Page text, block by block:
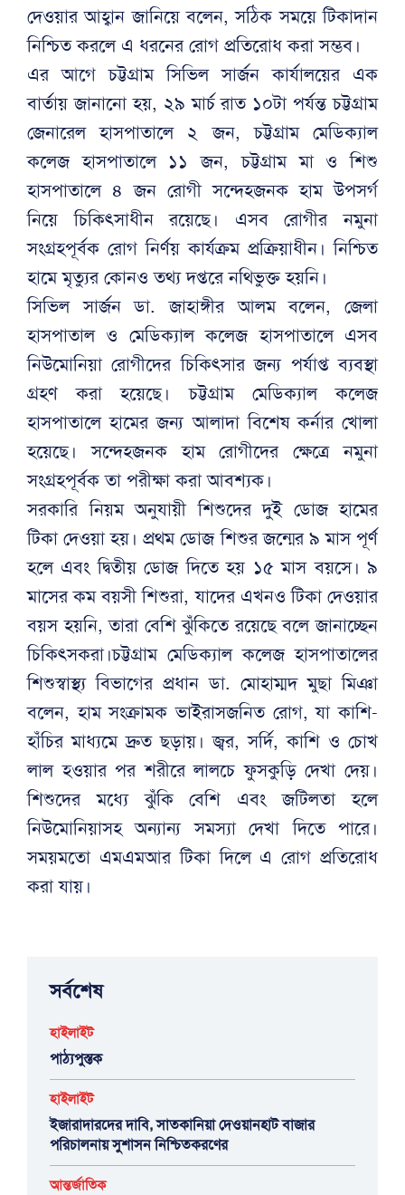
দেওয়ার আহ্বান জানিয়ে বলেন, সঠিক সময়ে টিকাদান
নিশ্চিত করলে এ ধরনের রোগ প্রতিরোধ করা সম্ভব।
এর আগে চট্টগ্রাম সিভিল সার্জন কার্যালয়ের এক
বার্তায় জানানো হয়, ২৯ মার্চ রাত ১০টা পর্যন্ত চট্টগ্রাম
জেনারেল হাসপাতালে ২ জন, চট্টগ্রাম মেডিক্যাল
কলেজ হাসপাতালে ১১ জন, চট্টগ্রাম মা ও শিশু
হাসপাতালে ৪ জন রোগী সন্দেহজনক হাম উপসর্গ
নিয়ে চিকিৎসাধীন রয়েছে। এসব রোগীর নমুনা
সংগ্রহপূর্বক রোগ নির্ণয় কার্যক্রম প্রক্রিয়াধীন। নিশ্চিত
হামে মৃত্যুর কোনও তথ্য দপ্তরে নথিভুক্ত হয়নি।
সিভিল সার্জন ডা. জাহাঙ্গীর আলম বলেন, জেলা
হাসপাতাল ও মেডিক্যাল কলেজ হাসপাতালে এসব
নিউমোনিয়া রোগীদের চিকিৎসার জন্য পর্যাপ্ত ব্যবস্থা
গ্রহণ করা হয়েছে। চট্টগ্রাম মেডিক্যাল কলেজ
হাসপাতালে হামের জন্য আলাদা বিশেষ কর্নার খোলা
হয়েছে। সন্দেহজনক হাম রোগীদের ক্ষেত্রে নমুনা
সংগ্রহপূর্বক তা পরীক্ষা করা আবশ্যক।
সরকারি নিয়ম অনুযায়ী শিশুদের দুই ডোজ হামের
টিকা দেওয়া হয়। প্রথম ডোজ শিশুর জন্মের ৯ মাস পূর্ণ
হলে এবং দ্বিতীয় ডোজ দিতে হয় ১৫ মাস বয়সে। ৯
মাসের কম বয়সী শিশুরা, যাদের এখনও টিকা দেওয়ার
বয়স হয়নি, তারা বেশি ঝুঁকিতে রয়েছে বলে জানাচ্ছেন
চিকিৎসকরা।চট্টগ্রাম মেডিক্যাল কলেজ হাসপাতালের
শিশুস্বাস্থ্য বিভাগের প্রধান ডা. মোহাম্মদ মুছা মিঞা
বলেন, হাম সংক্রামক ভাইরাসজনিত রোগ, যা কাশি-
হাঁচির মাধ্যমে দ্রুত ছড়ায়। জ্বর, সর্দি, কাশি ও চোখ
লাল হওয়ার পর শরীরে লালচে ফুসকুড়ি দেখা দেয়।
শিশুদের মধ্যে ঝুঁকি বেশি এবং জটিলতা হলে
নিউমোনিয়াসহ অন্যান্য সমস্যা দেখা দিতে পারে।
সময়মতো এমএমআর টিকা দিলে এ রোগ প্রতিরোধ
করা যায়।
সর্বশেষ
হাইলাইট
পাঠ্যপুস্তক
হাইলাইট
ইজারাদারদের দাবি, সাতকানিয়া দেওয়ানহাট বাজার
পরিচালনায় সুশাসন নিশ্চিতকরণের
আন্তর্জাতিক